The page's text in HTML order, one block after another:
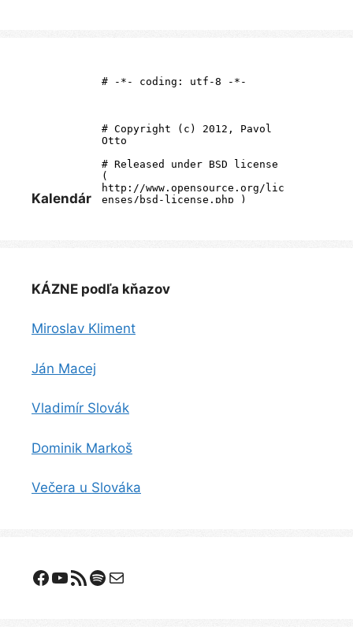
Kalendár
KÁZNE podľa kňazov
Miroslav Kliment
Ján Macej
Vladimír Slovák
Dominik Markoš
Večera u Slováka
Facebook
YouTube
Odoberanie RSSSpotify
E-mail